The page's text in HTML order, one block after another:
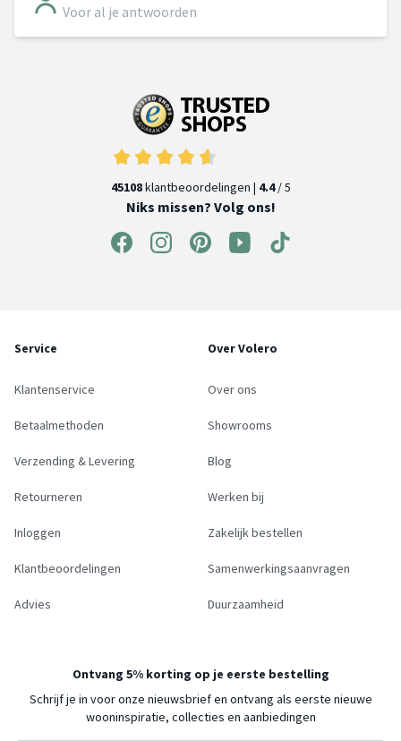
Voor al je antwoorden
45108klantbeoordelingen | 4.4/ 5
Niks missen? Volg ons!
Service
Klantenservice
Betaalmethoden
Verzending & Levering
Retourneren
Inloggen
Klantbeoordelingen
Advies
Over Volero
Over ons
Showrooms
Blog
Werken bij
Zakelijk bestellen
Samenwerkingsaanvragen
Duurzaamheid
Ontvang 5% korting op je eerste bestelling
Schrijf je in voor onze nieuwsbrief en ontvang als eerste nieuwe
wooninspiratie, collecties en aanbiedingen